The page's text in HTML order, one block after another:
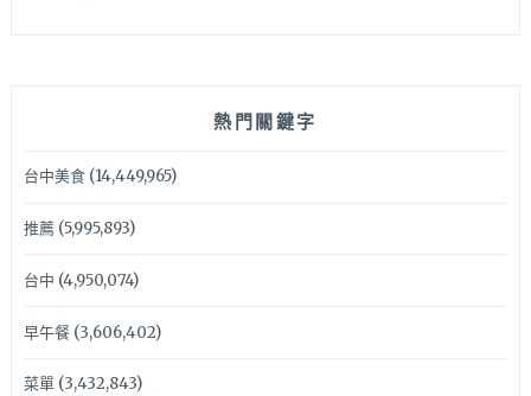
熱門關鍵字
台中美食(14,449,965)
推薦(5,995,893)
台中 (4,950,074)
早午餐(3,606,402)
菜單(3,432,843)